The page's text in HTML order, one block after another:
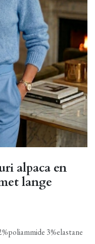
alpaca en
lange
3%elastane